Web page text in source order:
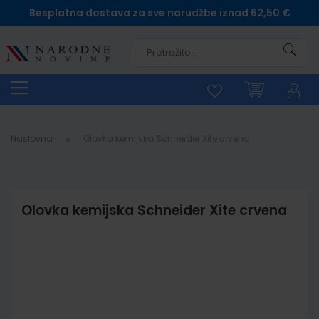
Besplatna dostava za sve narudžbe iznad 62,50 €
Naslovna
Olovka kemijska Schneider Xite crvena